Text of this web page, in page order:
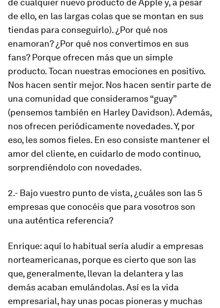
de cualquier nuevo producto de Apple y, a pesar
de ello, en las largas colas que se montan en sus
tiendas para conseguirlo). ¿Por qué nos
enamoran? ¿Por qué nos convertimos en sus
fans? Porque ofrecen más que un simple
producto. Tocan nuestras emociones en positivo.
Nos hacen sentir mejor. Nos hacen sentir parte de
una comunidad que consideramos “guay”
(pensemos también en Harley Davidson). Además,
nos ofrecen periódicamente novedades. Y, por
eso, les somos fieles. En eso consiste mantener el
amor del cliente, en cuidarlo de modo continuo,
sorprendiéndolo con novedades.
2.- Bajo vuestro punto de vista, ¿cuáles son las 5
empresas que conocéis que para vosotros son
una auténtica referencia?
Enrique: aquí lo habitual sería aludir a empresas
norteamericanas, porque es cierto que son las
que, generalmente, llevan la delantera y las
demás acaban emulándolas. Así es la vida
empresarial, hay unas pocas pioneras y muchas